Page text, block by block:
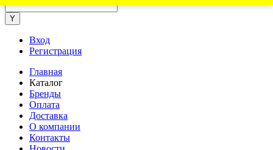
Вход
Регистрация
Главная
Каталог
Бренды
Оплата
Доставка
О компании
Контакты